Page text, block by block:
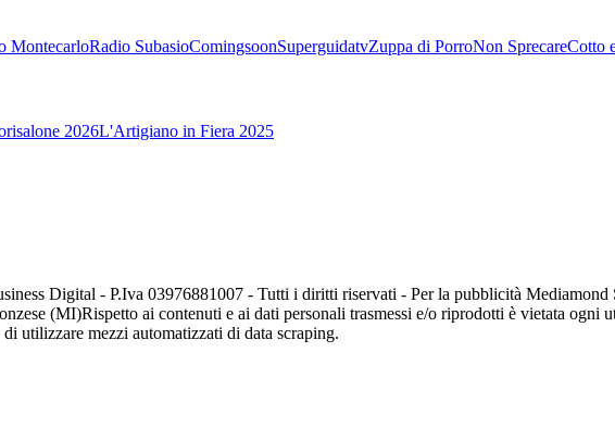
MontecarloRadio SubasioComingsoonSuperguidatvZuppa di PorroNon SprecareCotto
2026L'Artigiano in Fiera 2025
Digital - P.Iva 03976881007 - Tutti i diritti riservati - Per la pubblicità
(MI)Rispetto ai contenuti e ai dati personali trasmessi e/o riprodotti è vietata ogni
utilizzare mezzi automatizzati di data scraping.